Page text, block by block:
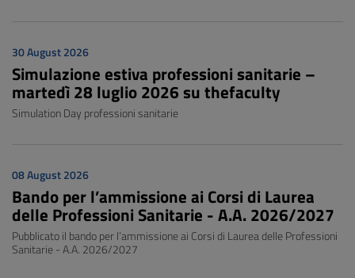
30 August 2026
Simulazione estiva professioni sanitarie –
martedì 28 luglio 2026 su thefaculty
Simulation Day professioni sanitarie
08 August 2026
Bando per l’ammissione ai Corsi di Laurea
delle Professioni Sanitarie - A.A. 2026/2027
Pubblicato il bando per l’ammissione ai Corsi di Laurea delle Professioni
Sanitarie - A.A. 2026/2027